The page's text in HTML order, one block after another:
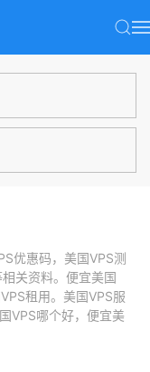
优惠码，美国VPS测
关资料。便宜美国
租用。美国VPS服
VPS哪个好，便宜美